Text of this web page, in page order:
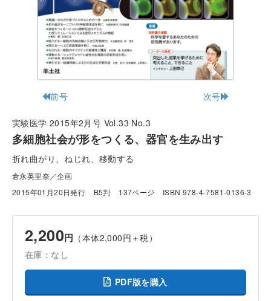
前号 次号
実験医学 2015年2月号 Vol.33 No.3
多細胞社会が形をつくる、器官を生み出す
折れ曲がり、ねじれ、移動する
倉永英里奈／企画
2015年01月20日発行
B5判 137ページ ISBN 978-4-7581-0136-3
2,200円 （本体2,000円＋税）
在庫：なし
PDF版を購入